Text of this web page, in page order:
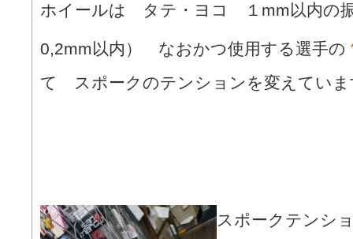
ホイールは タテ・ヨコ １mm以内の
0,2mm以内） なおかつ使用する選手の
て スポークのテンションを変えていま
スポークテンシ